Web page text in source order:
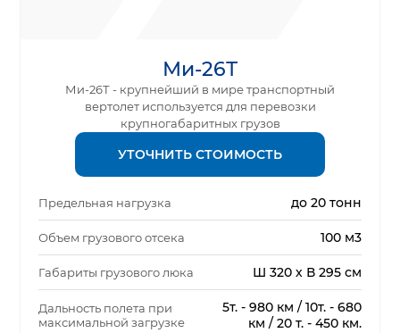
Ми-26Т
Ми-26Т - крупнейший в мире транспортный
вертолет используется для перевозки
крупногабаритных грузов
УТОЧНИТЬ СТОИМОСТЬ
Предельная нагрузка до 20 тонн
Объем грузового отсека 100 м3
Габариты грузового люка Ш 320 х В 295 см
Дальность полета при
максимальной загрузке
5т. - 980 км / 10т. - 680
км / 20 т. - 450 км.